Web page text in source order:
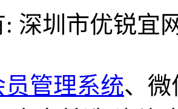
深圳市优锐宜
员管理系统、